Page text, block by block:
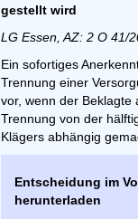
gestellt wird
LG Essen, AZ: 2 O 41/
Ein sofortiges
Trennung einer
vor, wenn der Beklagte
Trennung von der
Klägers abhängig
Entscheidung im
herunterladen